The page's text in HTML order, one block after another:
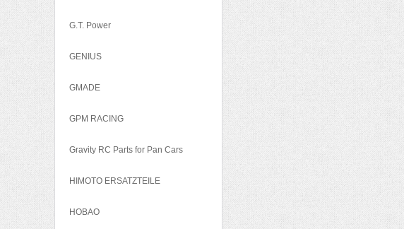
G.T. Power
GENIUS
GMADE
GPM RACING
Gravity RC Parts for Pan Cars
HIMOTO ERSATZTEILE
HOBAO